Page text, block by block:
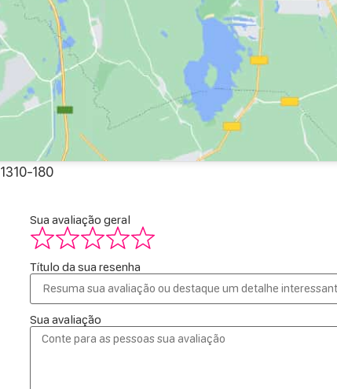
180
Sua avaliação geral
Título da sua resenha
Sua avaliação